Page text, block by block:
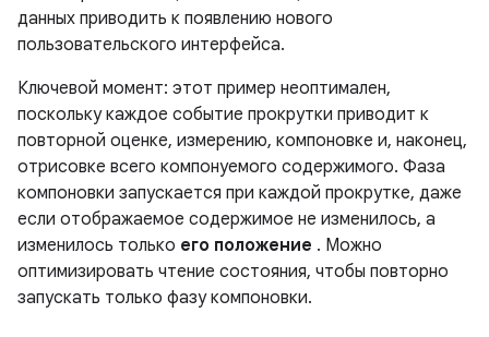
данных приводить к появлению нового
пользовательского интерфейса.
Ключевой момент: этот пример неоптимален,
поскольку каждое событие прокрутки приводит к
повторной оценке, измерению, компоновке и, наконец,
отрисовке всего компонуемого содержимого. Фаза
компоновки запускается при каждой прокрутке, даже
если отображаемое содержимое не изменилось, а
изменилось только его положение . Можно
оптимизировать чтение состояния, чтобы повторно
запускать только фазу компоновки.